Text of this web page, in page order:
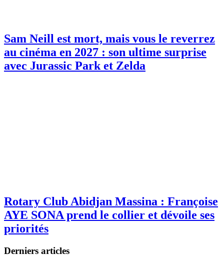
Sam Neill est mort, mais vous le reverrez
au cinéma en 2027 : son ultime surprise
avec Jurassic Park et Zelda
Rotary Club Abidjan Massina : Françoise
AYE SONA prend le collier et dévoile ses
priorités
Derniers articles